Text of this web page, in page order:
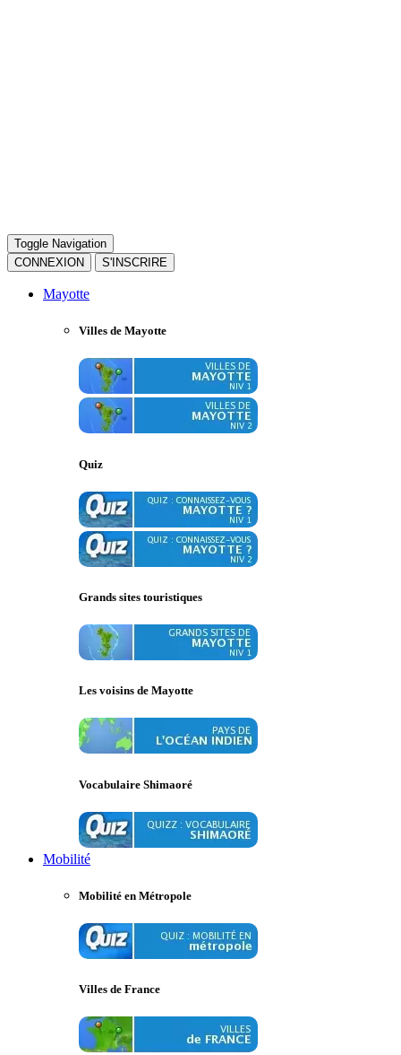
Toggle Navigation
CONNEXION
S'INSCRIRE
Mayotte
Villes de Mayotte
Quiz
Grands sites touristiques
Les voisins de Mayotte
Vocabulaire Shimaoré
Mobilité
Mobilité en Métropole
Villes de France